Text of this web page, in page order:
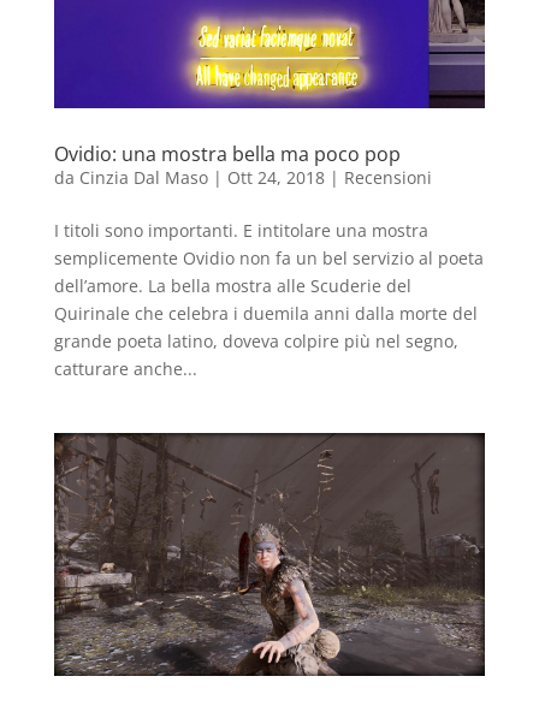
Ovidio: una mostra bella ma poco pop
da Cinzia Dal Maso| Ott 24, 2018| Recensioni
I titoli sono importanti. E intitolare una mostra
semplicemente Ovidio non fa un bel servizio al poeta
dell’amore. La bella mostra alle Scuderie del
Quirinale che celebra i duemila anni dalla morte del
grande poeta latino, doveva colpire più nel segno,
catturare anche...